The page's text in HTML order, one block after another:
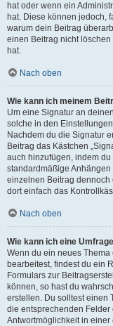
hat oder wenn ein
hat. Diese können jedoch,
warum dein Beitrag
einen Beitrag nicht
hat.
Nach oben
Wie kann ich meinem
Um eine Signatur an
solche in den
Nachdem du die Signatur
Beitrag das Kästchen
auch hinzufügen, indem
standardmäßige
einzelnen Beitrag dennoch
dort einfach das
Nach oben
Wie kann ich eine
Wenn du ein neues
bearbeitest, findest du ein
Formulars zur
können, so hast du
erstellen. Du solltest einen
die entsprechenden
Antwortmöglichkeit in